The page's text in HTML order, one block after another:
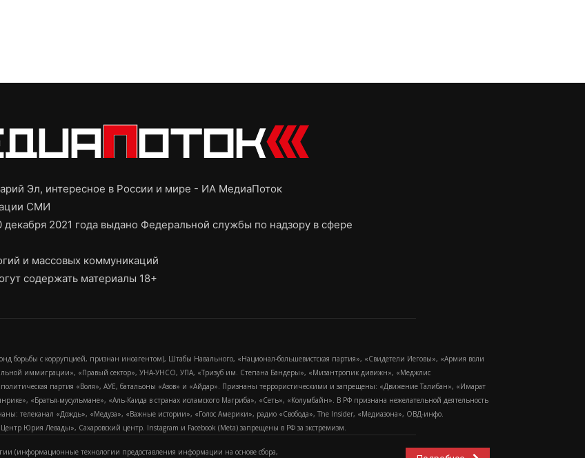
Эл, интересное в России и мире - ИА МедиаПоток
СМИ
2021 года выдано Федеральной службы по надзору в сфере
и массовых коммуникаций
содержать материалы 18+
борьбы с коррупцией, признан иноагентом), Штабы Навального, «Национал-большевистская партия», «Свидетели Иеговы», «Армия воли
иммиграции», «Правый сектор», УНА-УНСО, УПА, «Тризуб им. Степана Бандеры», «Мизантропик дивижн», «Меджлис
политическая партия «Воля», АУЕ, батальоны «Азов» и «Айдар». Признаны террористическими и запрещены: «Движение Талибан», «Имарат
«Братья-мусульмане», «Аль-Каида в странах исламского Магриба», «Сеть», «Колумбайн». В РФ признана нежелательной деятельность
телеканал «Дождь», «Медуза», «Важные истории», «Голос Америки», радио «Свобода», The Insider, «Медиазона», ОВД-инфо.
Юрия Левады», Сахаровский центр. Instagram и Facebook (Metа) запрещены в РФ за экстремизм.
(информационные технологии предоставления информации на основе сбора,